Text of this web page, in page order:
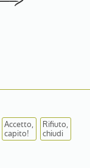
Accetto,
capito!
Rifiuto,
chiudi